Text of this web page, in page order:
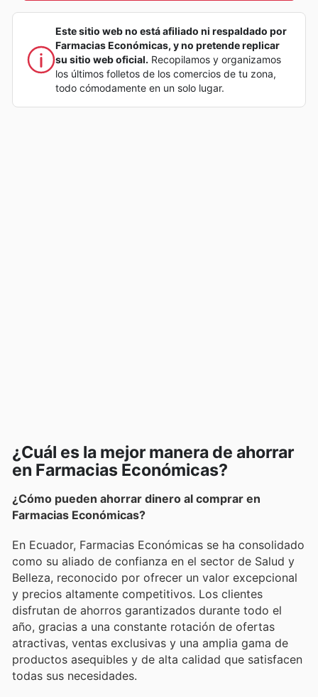
Este sitio web no está afiliado ni respaldado por
Farmacias Económicas, y no pretende replicar
su sitio web oficial. Recopilamos y organizamos
los últimos folletos de los comercios de tu zona,
todo cómodamente en un solo lugar.
¿Cuál es la mejor manera de ahorrar
en Farmacias Económicas?
¿Cómo pueden ahorrar dinero al comprar en
Farmacias Económicas?
En Ecuador, Farmacias Económicas se ha consolidado
como su aliado de confianza en el sector de Salud y
Belleza, reconocido por ofrecer un valor excepcional
y precios altamente competitivos. Los clientes
disfrutan de ahorros garantizados durante todo el
año, gracias a una constante rotación de ofertas
atractivas, ventas exclusivas y una amplia gama de
productos asequibles y de alta calidad que satisfacen
todas sus necesidades.